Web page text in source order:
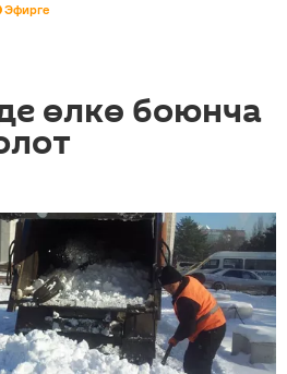
Эфирге
өлкө боюнча